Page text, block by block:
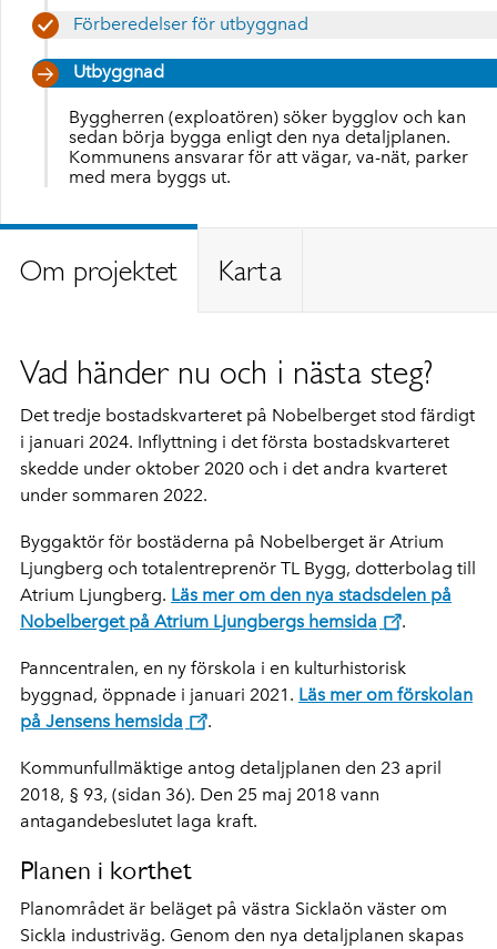
Förberedelser för utbyggnad
Utbyggnad
Byggherren (exploatören) söker bygglov och kan
sedan börja bygga enligt den nya detaljplanen.
Kommunens ansvarar för att vägar, va-nät, parker
med mera byggs ut.
Om projektet Karta
Vad händer nu och i nästa steg?
Det tredje bostadskvarteret på Nobelberget stod färdigt
i januari 2024. Inflyttning i det första bostadskvarteret
skedde under oktober 2020 och i det andra kvarteret
under sommaren 2022.
Byggaktör för bostäderna på Nobelberget är Atrium
Ljungberg och totalentreprenör TL Bygg, dotterbolag till
Atrium Ljungberg. Läs mer om den nya stadsdelen på
Nobelberget på Atrium Ljungbergs hemsida
.
Panncentralen, en ny förskola i en kulturhistorisk
byggnad, öppnade i januari 2021. Läs mer om förskolan
på Jensens hemsida
.
Kommunfullmäktige antog detaljplanen den 23 april
2018, § 93, (sidan 36). Den 25 maj 2018 vann
antagandebeslutet laga kraft.
Planen i korthet
Planområdet är beläget på västra Sicklaön väster om
Sickla industriväg. Genom den nya detaljplanen skapas